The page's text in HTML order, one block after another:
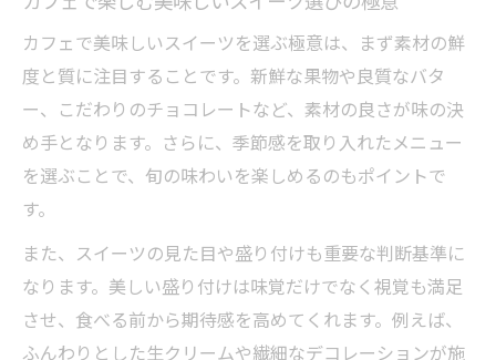
カフェで美味しいスイーツを選ぶ極意は、まず素材の鮮
度と質に注目することです。新鮮な果物や良質なバタ
ー、こだわりのチョコレートなど、素材の良さが味の決
め手となります。さらに、季節感を取り入れたメニュー
を選ぶことで、旬の味わいを楽しめるのもポイントで
す。
また、スイーツの見た目や盛り付けも重要な判断基準に
なります。美しい盛り付けは味覚だけでなく視覚も満足
させ、食べる前から期待感を高めてくれます。例えば、
ふんわりとした生クリームや繊細なデコレーションが施